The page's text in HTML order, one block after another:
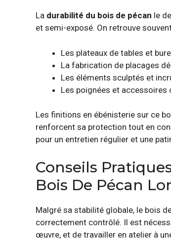
La durabilité du bois de pécan le
et semi-exposé. On retrouve
Les plateaux de tables et
La fabrication de placages
Les éléments sculptés et
Les poignées et
Les finitions en ébénisterie sur ce
renforcent sa protection tout en
pour un entretien régulier et une
Conseils
Bois De Pécan
Malgré sa stabilité globale, le bois
correctement contrôlé. Il est
œuvre, et de travailler en atelier à